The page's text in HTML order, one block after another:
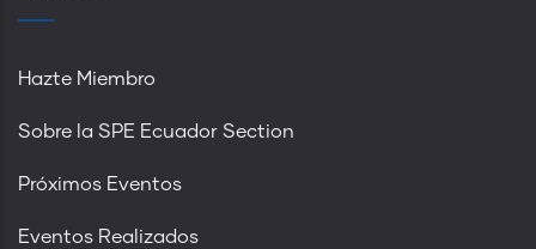
Hazte Miembro
Sobre la SPE Ecuador Section
Próximos Eventos
Eventos Realizados